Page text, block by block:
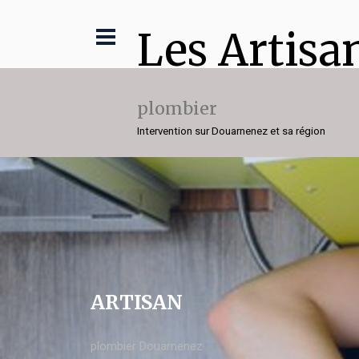
Les
plombier
Intervention sur Douarnenez et sa région
ARTISAN
plombier Douarnenez